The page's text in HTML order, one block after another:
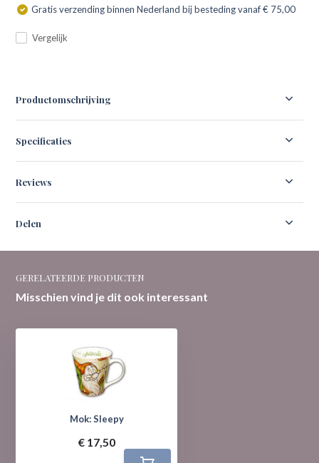
Gratis verzending binnen Nederland bij besteding vanaf € 75,00
Vergelijk
Productomschrijving
Specificaties
Reviews
Delen
GERELATEERDE PRODUCTEN
Misschien vind je dit ook interessant
Mok: Sleepy
€ 17,50